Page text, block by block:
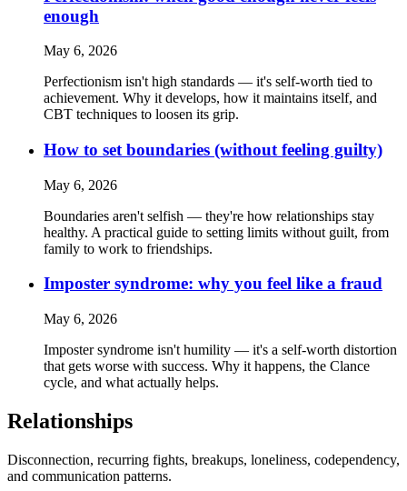
enough
May 6, 2026
Perfectionism isn't high standards — it's self-worth tied to
achievement. Why it develops, how it maintains itself, and
CBT techniques to loosen its grip.
How to set boundaries (without feeling guilty)
May 6, 2026
Boundaries aren't selfish — they're how relationships stay
healthy. A practical guide to setting limits without guilt, from
family to work to friendships.
Imposter syndrome: why you feel like a fraud
May 6, 2026
Imposter syndrome isn't humility — it's a self-worth distortion
that gets worse with success. Why it happens, the Clance
cycle, and what actually helps.
Relationships
Disconnection, recurring fights, breakups, loneliness, codependency,
and communication patterns.